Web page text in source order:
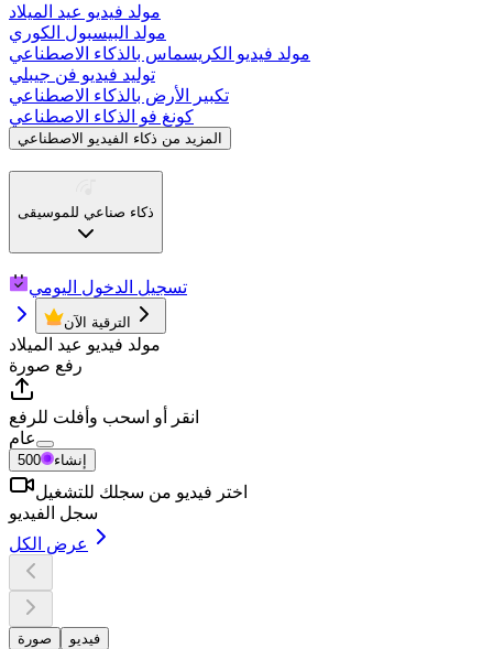
مولد فيديو عيد الميلاد
مولد البيسبول الكوري
مولد فيديو الكريسماس بالذكاء الاصطناعي
توليد فيديو فن جيبلي
تكبير الأرض بالذكاء الاصطناعي
كونغ فو الذكاء الاصطناعي
المزيد من ذكاء الفيديو الاصطناعي
ذكاء صناعي للموسيقى
تسجيل الدخول اليومي
الترقية الآن
مولد فيديو عيد الميلاد
رفع صورة
انقر أو اسحب وأفلت للرفع
عام
إنشاء 500
اختر فيديو من سجلك للتشغيل
سجل الفيديو
عرض الكل
صورة فيديو